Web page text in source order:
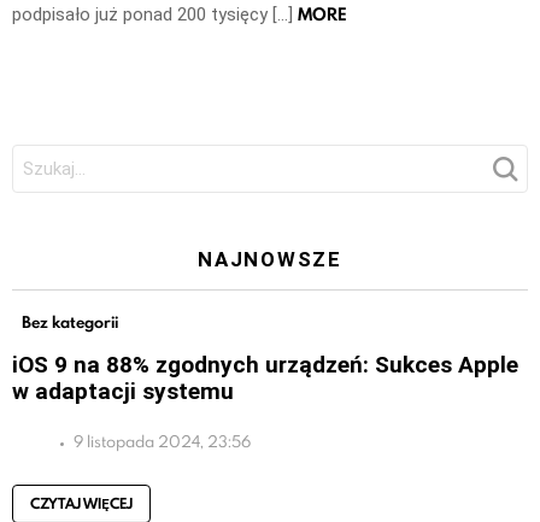
podpisało już ponad 200 tysięcy […] MORE
Szukaj:
NAJNOWSZE
Bez kategorii
iOS 9 na 88% zgodnych urządzeń: Sukces Apple
w adaptacji systemu
9 listopada 2024, 23:56
CZYTAJ WIĘCEJ